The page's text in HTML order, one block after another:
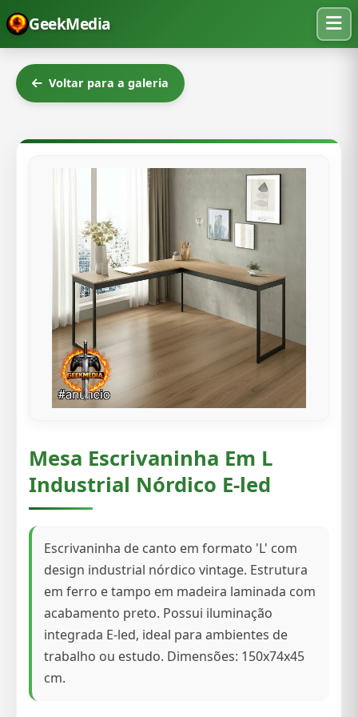
GeekMedia
Voltar para a galeria
Mesa Escrivaninha Em L
Industrial Nórdico E-led
Escrivaninha de canto em formato 'L' com
design industrial nórdico vintage. Estrutura
em ferro e tampo em madeira laminada com
acabamento preto. Possui iluminação
integrada E-led, ideal para ambientes de
trabalho ou estudo. Dimensões: 150x74x45
cm.